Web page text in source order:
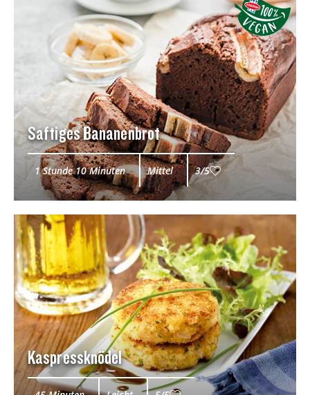
Saftiges Bananenbrot
1 Stunde 10 Minuten Mittel 3/5
Kaspressknödel